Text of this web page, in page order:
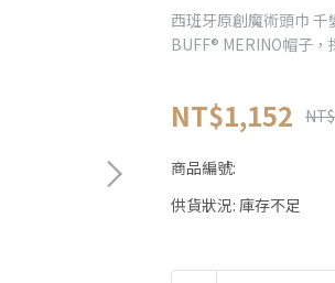
西班牙原創魔術頭巾 千
BUFF® MERINO帽子
NT$1,152
商品編號:
供貨狀況: 庫存不足